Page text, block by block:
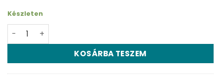
Készleten
Swanson Cink - 90 db kapszula mennyiség
KOSÁRBA TESZEM